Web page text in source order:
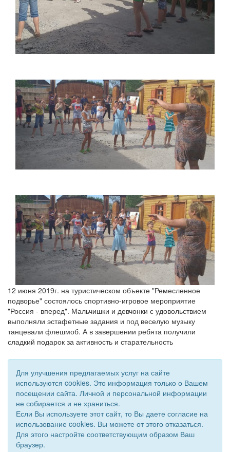
12 июня 2019г. на туристическом объекте "Ремесленное
подворье" состоялось спортивно-игровое мероприятие
"Россия - вперед". Мальчишки и девчонки с удовольствием
выполняли эстафетные задания и под веселую музыку
танцевали флешмоб. А в завершении ребята получили
сладкий подарок за активность и старательность
© 2018 - 2026 Подворье . Все права защищены.
Для улучшения предлагаемых услуг на сайте
используются cookies. Это информация только о Вашем
посещении сайта. Личной и персональной информации
не собирается и не храниться.
Если Вы используете этот сайт, то Вы даете согласие на
использование cookies. Вы можете от этого отказаться.
Для этого настройте соответствующим образом Ваш
браузер.